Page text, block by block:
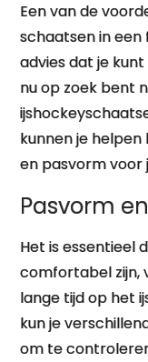
Een van de
schaatsen in een
advies dat je
nu op zoek bent
kunnen je helpen
en pasvorm voor
Pasvorm
Het is essentieel
comfortabel zijn,
lange tijd op het
kun je
om te